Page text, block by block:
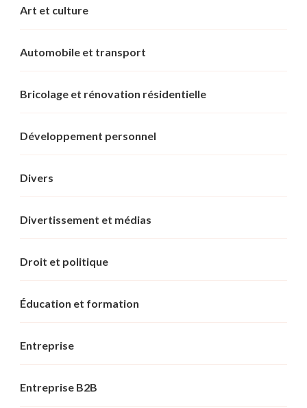
Art et culture
Automobile et transport
Bricolage et rénovation résidentielle
Développement personnel
Divers
Divertissement et médias
Droit et politique
Éducation et formation
Entreprise
Entreprise B2B